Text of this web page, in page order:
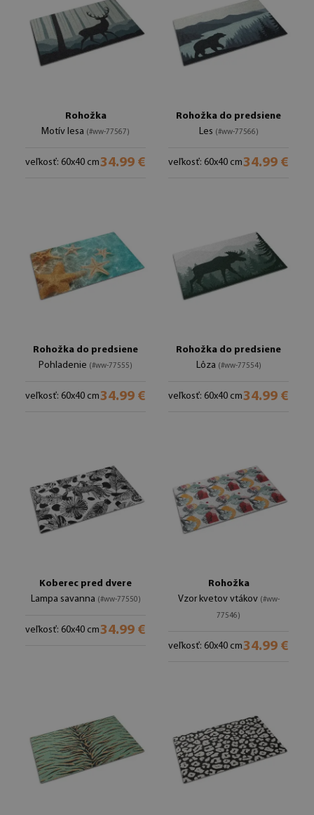
Rohožka
Motív lesa (#ww-77567)
veľkosť: 60x40 cm34.99 €
Rohožka do predsiene
Les (#ww-77566)
veľkosť: 60x40 cm34.99 €
Rohožka do predsiene
Pohladenie (#ww-77555)
veľkosť: 60x40 cm34.99 €
Rohožka do predsiene
Lôza (#ww-77554)
veľkosť: 60x40 cm34.99 €
Koberec pred dvere
Lampa savanna (#ww-77550)
veľkosť: 60x40 cm34.99 €
Rohožka
Vzor kvetov vtákov (#ww-
77546)
veľkosť: 60x40 cm34.99 €